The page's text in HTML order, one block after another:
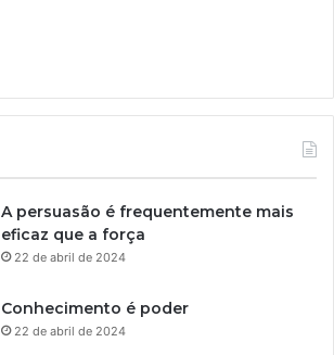
A persuasão é frequentemente mais
eficaz que a força
22 de abril de 2024
Conhecimento é poder
22 de abril de 2024